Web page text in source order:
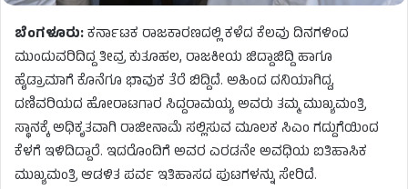
ಬೆಂಗಳೂರು:ಕರ್ನಾಟಕ ರಾಜಕಾರಣದಲ್ಲಿ ಕಳೆದ ಕೆಲವು ದಿನಗಳಿಂದ
ಮುಂದುವರಿದಿದ್ದ ತೀವ್ರ ಕುತೂಹಲ, ರಾಜಕೀಯ ಜಿದ್ದಾಜಿದ್ದಿ ಹಾಗೂ
ಹೈಡ್ರಾಮಾಗೆ ಕೊನೆಗೂ ಭಾವುಕ ತೆರೆ ಬಿದ್ದಿದೆ. ಅಹಿಂದ ದನಿಯಾಗಿದ್ದ,
ದಣಿವರಿಯದ ಹೋರಾಟಗಾರ ಸಿದ್ದರಾಮಯ್ಯ ಅವರು ತಮ್ಮ ಮುಖ್ಯಮಂತ್ರಿ
ಸ್ಥಾನಕ್ಕೆ ಅಧಿಕೃತವಾಗಿ ರಾಜೀನಾಮೆ ಸಲ್ಲಿಸುವ ಮೂಲಕ ಸಿಎಂ ಗದ್ದುಗೆಯಿಂದ
ಕೆಳಗೆ ಇಳಿದಿದ್ದಾರೆ. ಇದರೊಂದಿಗೆ ಅವರ ಎರಡನೇ ಅವಧಿಯ ಐತಿಹಾಸಿಕ
ಮುಖ್ಯಮಂತ್ರಿ ಆಡಳಿತ ಪರ್ವ ಇತಿಹಾಸದ ಪುಟಗಳನ್ನು ಸೇರಿದೆ.